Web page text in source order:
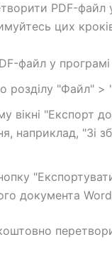
PDF-файл
цих
файл у
розділу "Файл"
вікні "Експорт
наприклад, "Зі
документа